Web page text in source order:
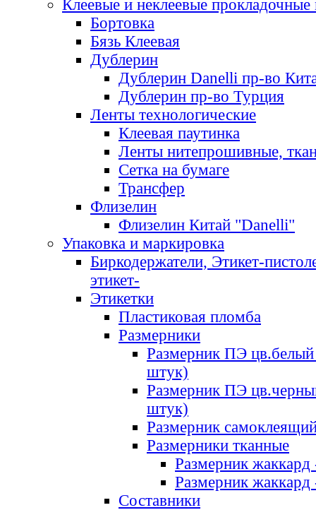
Клеевые и неклеевые прокладочные
Бортовка
Бязь Клеевая
Дублерин
Дублерин Danelli пр-во
Дублерин пр-во Турция
Ленты технологические
Клеевая паутинка
Ленты нитепрошивные,
Сетка на бумаге
Трансфер
Флизелин
Флизелин Китай "Danelli"
Упаковка и маркировка
Биркодержатели, Этикет-
этикет-
Этикетки
Пластиковая пломба
Размерники
Размерник ПЭ цв.белый
штук)
Размерник ПЭ
штук)
Размерник
Размерники тканные
Размерник
Размерник
Составники